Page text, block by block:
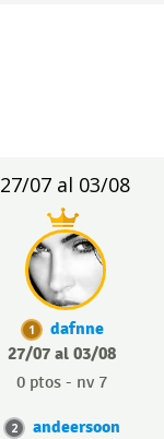
27/07 al 03/08
1
dafnne
27/07 al 03/08
0 ptos - nv 7
2 andeersoon